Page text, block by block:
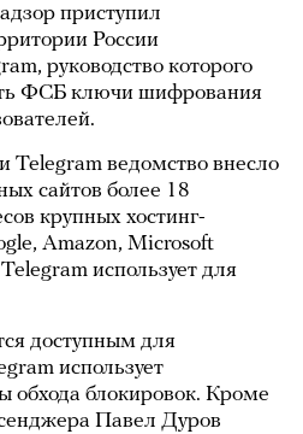
приступил
России
руководство которого
ФСБ ключи шифрования
Telegram ведомство внесло
сайтов более 18
крупных хостинг-
Amazon, Microsoft
использует для
доступным для
использует
обхода блокировок. Кроме
Павел Дуров